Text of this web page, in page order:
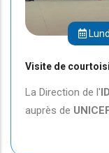
Visite de
La Direction de l'
auprès de